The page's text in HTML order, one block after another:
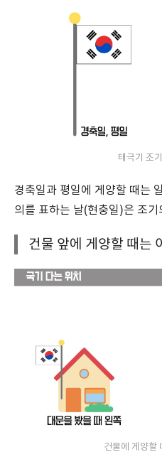
태극기 조
경축일과 평일에 게양할 때는
의를 표하는 날(현충일)은 조
건물 앞에 게양할 때는
건물에 게양할